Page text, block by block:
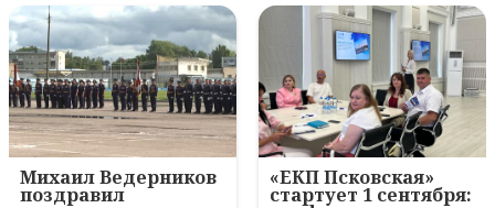
Михаил Ведерников
поздравил
«ЕКП Псковская»
стартует 1 сентября: